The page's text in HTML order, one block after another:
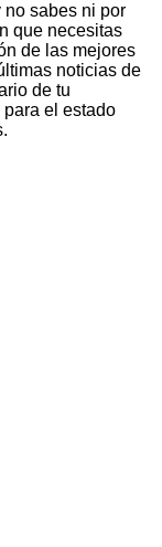
sabes ni por
que necesitas
de las mejores
noticias de
de tu
el estado